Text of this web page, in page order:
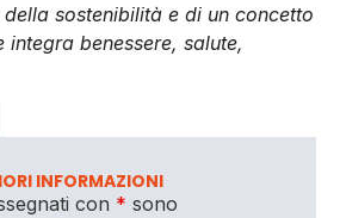
sostenibilità e di un concetto
benessere, salute,
INFORMAZIONI
con * sono